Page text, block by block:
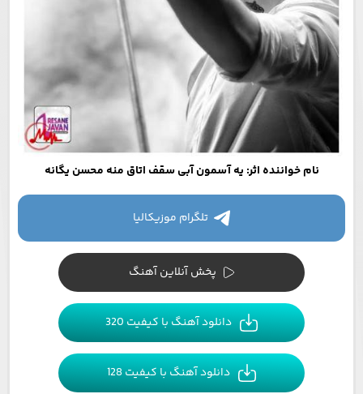
نام خواننده اثر: یه آسمون آبی سقف اتاق منه محسن یگانه
تلگرام موزیکالیا
پخش آنلاین آهنگ
دانلود آهنگ با کیفیت 320
دانلود آهنگ با کیفیت 128